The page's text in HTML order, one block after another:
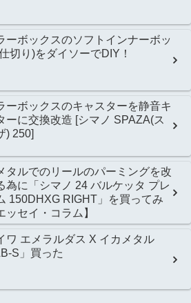
ーボックスのソフトインナーボッ
切り)をダイソーでDIY！
ーボックスのキャスターを静音キ
ーに交換改造 [シマノ SPAZA(ス
) 250]
タルでのリールのパーミングを改
為に「シマノ 24 バルケッタ プレ
150DHXG RIGHT」を買ってみ
ッセイ・コラム】
ワ エメラルダス X イカメタル
S」買った